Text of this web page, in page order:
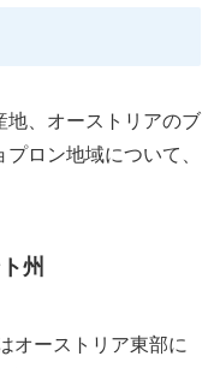
地、オーストリアのブ
ロン地域について、
州
オーストリア東部に